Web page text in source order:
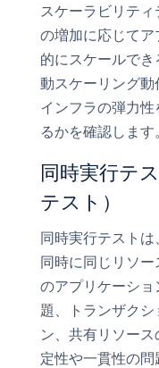
スケーラビリテ
の増加に応じて
的にスケールで
動スケーリング動
インフラの弾力
るかを確認します
同時実行テ
テスト）
同時実行テスト
同時に同じリソ
のアプリケーシ
題、トランザク
ン、共有リソー
定性や一貫性の問